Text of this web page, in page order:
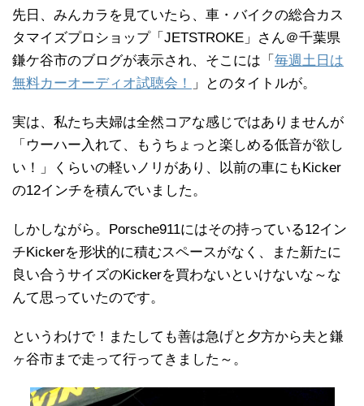
先日、みんカラを見ていたら、車・バイクの総合カス
タマイズプロショップ「JETSTROKE」さん＠千葉県
鎌ケ谷市のブログが表示され、そこには「 毎週土日は
無料カーオーディオ試聴会！
」とのタイトルが。
実は、私たち夫婦は全然コアな感じではありませんが
「ウーハー入れて、もうちょっと楽しめる低音が欲し
い！」くらいの軽いノリがあり、以前の車にもKicker
の12インチを積んでいました。
しかしながら。Porsche911にはその持っている12イン
チKickerを形状的に積むスペースがなく、また新たに
良い合うサイズのKickerを買わないといけないな～な
んて思っていたのです。
というわけで！またしても善は急げと夕方から夫と鎌
ヶ谷市まで走って行ってきました～。